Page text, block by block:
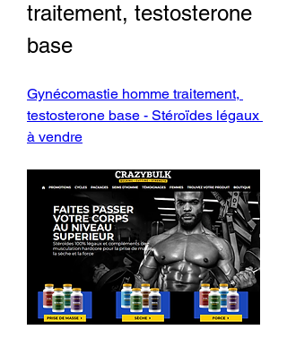
traitement, testosterone
base
Gynécomastie homme traitement,
testosterone base - Stéroïdes légaux
à vendre